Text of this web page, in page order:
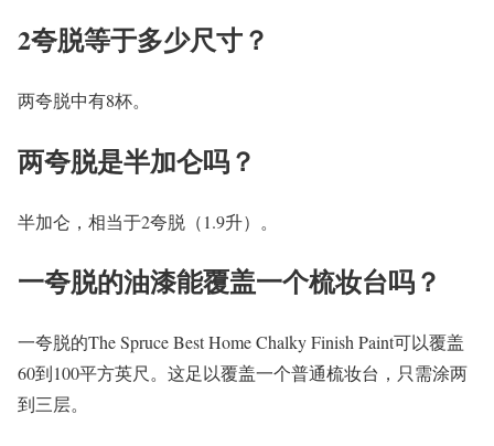
2夸脱等于多少尺寸？
两夸脱中有8杯。
两夸脱是半加仑吗？
半加仑，相当于2夸脱（1.9升）。
一夸脱的油漆能覆盖一个梳妆台吗？
一夸脱的The Spruce Best Home Chalky Finish Paint可以覆盖
60到100平方英尺。这足以覆盖一个普通梳妆台，只需涂两
到三层。